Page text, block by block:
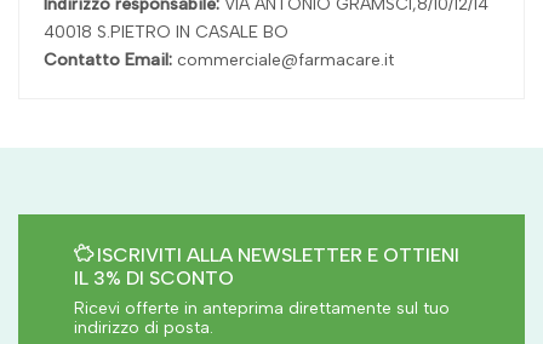
40018 S.PIETRO IN CASALE BO
Contatto Email: commerciale@farmacare.it
ISCRIVITI ALLA NEWSLETTER E OTTIENI
IL 3% DI SCONTO
Ricevi offerte in anteprima direttamente sul tuo
indirizzo di posta.